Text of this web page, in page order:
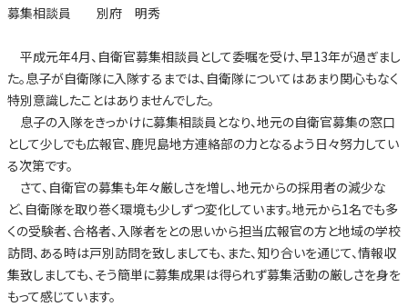
募集相談員 別府 明秀
平成元年4月、自衛官募集相談員として委嘱を受け、早13年が過ぎまし
た。息子が自衛隊に入隊するまでは、自衛隊についてはあまり関心もなく
特別意識したことはありませんでした。
息子の入隊をきっかけに募集相談員となり、地元の自衛官募集の窓口
として少しでも広報官、鹿児島地方連絡部の力となるよう日々努力してい
る次第です。
さて、自衛官の募集も年々厳しさを増し、地元からの採用者の減少な
ど、自衛隊を取り巻く環境も少しずつ変化しています。地元から1名でも多
くの受験者、合格者、入隊者をとの思いから担当広報官の方と地域の学校
訪問、ある時は戸別訪問を致しましても、また、知り合いを通じて、情報収
集致しましても、そう簡単に募集成果は得られず募集活動の厳しさを身を
もって感じています。